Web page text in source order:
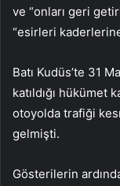
ve “onları geri
“esirleri
Batı Kudüs’te 31
katıldığı hükümet
otoyolda trafiği
gelmişti.
Gösterilerin